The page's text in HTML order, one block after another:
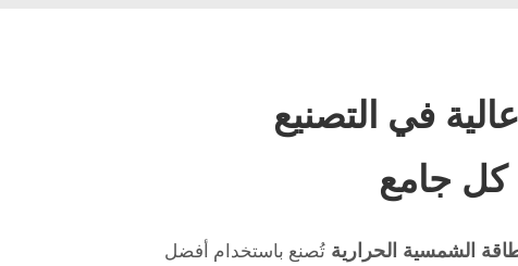
في التصنيع
كل جامع
الشمسية الحرارية تُصنع باستخدام أفضل